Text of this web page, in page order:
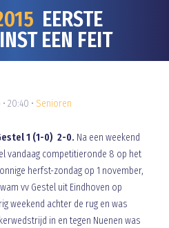
EERSTE
EEN FEIT
20:40 • Senioren
1 (1-0) 2-0. Na een weekend
vandaag competitieronde 8 op het
herfst-zondag op 1 november,
vv Gestel uit Eindhoven op
weekend achter de rug en was
in en tegen Nuenen was